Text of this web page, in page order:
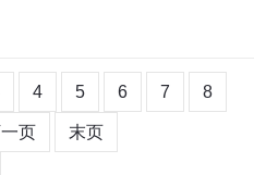
4 5 6 7 8
页 末页